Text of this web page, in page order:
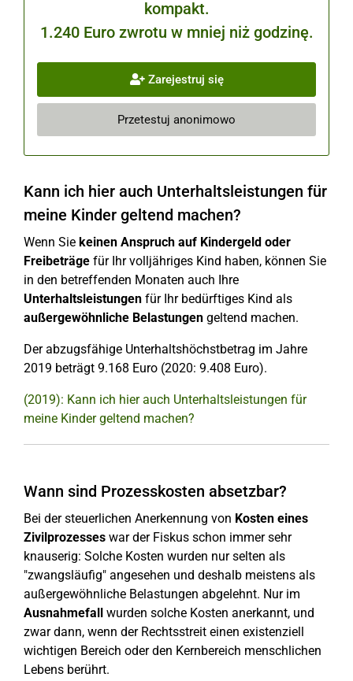
kompakt.
1.240 Euro zwrotu w mniej niż godzinę.
Zarejestruj się
Przetestuj anonimowo
Kann ich hier auch Unterhaltsleistungen für
meine Kinder geltend machen?
Wenn Sie keinen Anspruch auf Kindergeld oder
Freibeträge für Ihr volljähriges Kind haben, können Sie
in den betreffenden Monaten auch Ihre
Unterhaltsleistungen für Ihr bedürftiges Kind als
außergewöhnliche Belastungen geltend machen.
Der abzugsfähige Unterhaltshöchstbetrag im Jahre
2019 beträgt 9.168 Euro (2020: 9.408 Euro).
(2019): Kann ich hier auch Unterhaltsleistungen für
meine Kinder geltend machen?
Wann sind Prozesskosten absetzbar?
Bei der steuerlichen Anerkennung von Kosten eines
Zivilprozesses war der Fiskus schon immer sehr
knauserig: Solche Kosten wurden nur selten als
"zwangsläufig" angesehen und deshalb meistens als
außergewöhnliche Belastungen abgelehnt. Nur im
Ausnahmefall
wurden solche Kosten anerkannt, und
zwar dann, wenn der Rechtsstreit einen existenziell
wichtigen Bereich oder den Kernbereich menschlichen
Lebens berührt.